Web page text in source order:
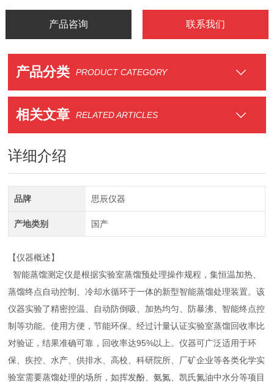
产品咨询 联系我们
产品分类 PRODUCT CATEGORY
相关文章 RELATED ARTICLES
详细介绍
品牌 思辰仪器
产地类别 国产
【仪器概述】
智能蒸馏测定仪是根据实验室蒸馏预处理操作规程，集恒温加热、
蒸馏终点自动控制、冷却水循环于一体的新型智能蒸馏处理装置。该
仪器实验了精密控温、自动防倒吸、加热均匀、防暴沸、智能终点控
制等功能。使用方便，节能环保。经过计量认证实验室蒸馏回收率比
对验证，结果准确可靠，回收率达95%以上。仪器可广泛适用于环
保、疾控、水产、供排水、高校、科研院所、厂矿企业等各类化学实
验室需要蒸馏处理的场所，如挥发酚、氨氮、凯氏氮油中水分等项目